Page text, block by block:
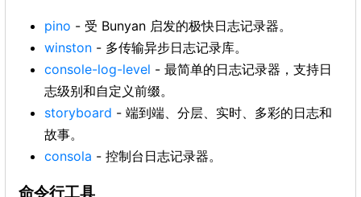
pino - 受 Bunyan 启发的极快日志记录器。
winston - 多传输异步日志记录库。
console-log-level - 最简单的日志记录器，支持日
志级别和自定义前缀。
storyboard - 端到端、分层、实时、多彩的日志和
故事。
consola - 控制台日志记录器。
命令行工具